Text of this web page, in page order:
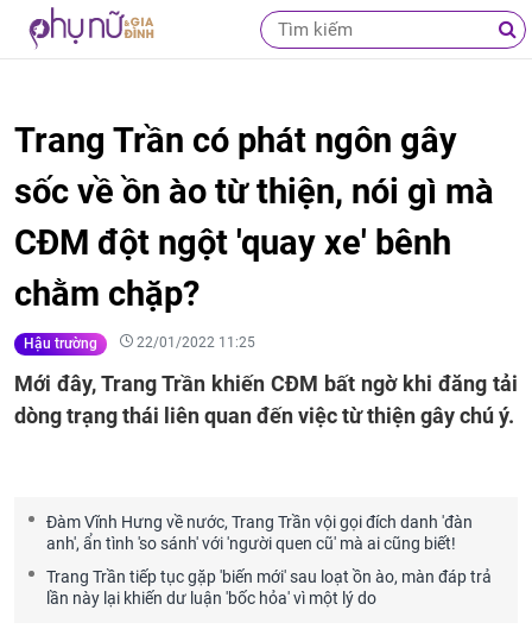
Trang Trần có phát ngôn gây
sốc về ồn ào từ thiện, nói gì mà
CĐM đột ngột 'quay xe' bênh
chằm chặp?
Hậu trường 22/01/2022 11:25
Mới đây, Trang Trần khiến CĐM bất ngờ khi đăng tải
dòng trạng thái liên quan đến việc từ thiện gây chú ý.
Đàm Vĩnh Hưng về nước, Trang Trần vội gọi đích danh 'đàn
anh', ẩn tình 'so sánh' với 'người quen cũ' mà ai cũng biết!
Trang Trần tiếp tục gặp 'biến mới' sau loạt ồn ào, màn đáp trả
lần này lại khiến dư luận 'bốc hỏa' vì một lý do